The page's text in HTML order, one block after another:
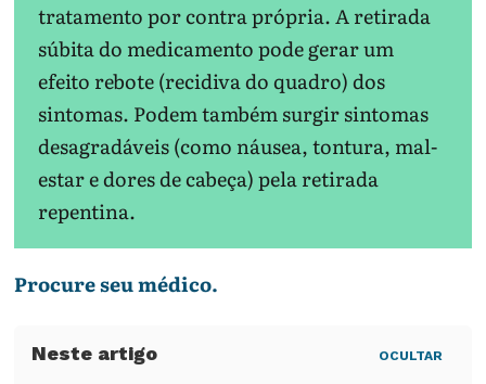
tratamento por contra própria. A retirada
súbita do medicamento pode gerar um
efeito rebote (recidiva do quadro) dos
sintomas. Podem também surgir sintomas
desagradáveis (como náusea, tontura, mal-
estar e dores de cabeça) pela retirada
repentina.
Procure seu médico.
OCULTAR